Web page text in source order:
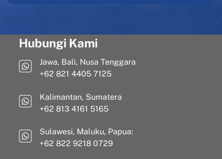
Hubungi Kami
Jawa, Bali, Nusa Tenggara
+62 821 4405 7125
Kalimantan, Sumatera
+62 813 4161 5165
Sulawesi, Maluku, Papua:
+62 822 9218 0729